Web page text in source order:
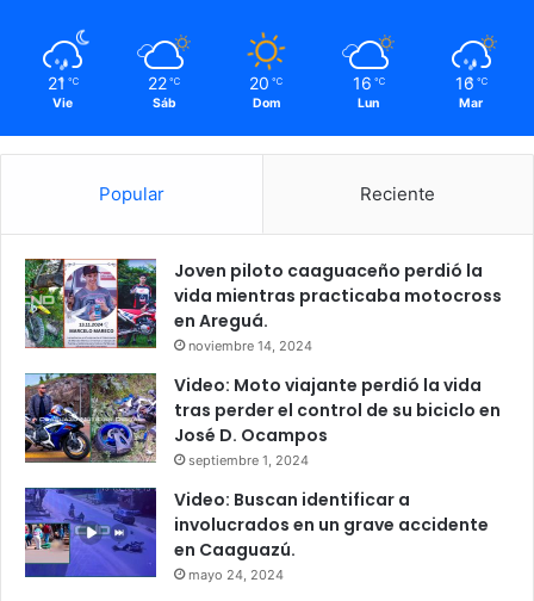
21 ℃
Vie
22 ℃
Sáb
20 ℃
Dom
16 ℃
Lun
16 ℃
Mar
Popular Reciente
Joven piloto caaguaceño perdió la
vida mientras practicaba motocross
en Areguá.
noviembre 14, 2024
Video: Moto viajante perdió la vida
tras perder el control de su biciclo en
José D. Ocampos
septiembre 1, 2024
Video: Buscan identificar a
involucrados en un grave accidente
en Caaguazú.
mayo 24, 2024